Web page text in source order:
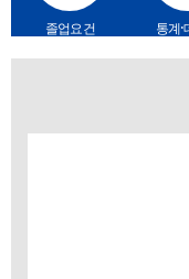
졸업요건
통계